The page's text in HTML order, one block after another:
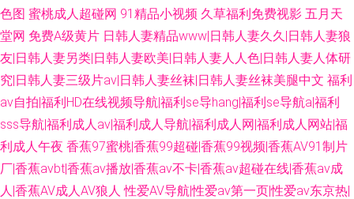
色图 蜜桃成人超碰网 91精品小视频 久草福利免费视影 五月天
堂网 免费A级黄片 日韩人妻精品www|日韩人妻久久|日韩人妻狼
友|日韩人妻另类|日韩人妻欧美|日韩人妻人人色|日韩人妻人体研
究|日韩人妻三级片av|日韩人妻丝袜|日韩人妻丝袜美腿中文 福利
av自拍|福利HD在线视频导航|福利se导hang|福利se导航a|福利
sss导航|福利成人av|福利成人导航|福利成人网|福利成人网站|福
利成人午夜 香蕉97蜜桃|香蕉99超碰|香蕉99视频|香蕉AV91制片
厂|香蕉avbt|香蕉av播放|香蕉av不卡|香蕉av超碰在线|香蕉av成
人|香蕉AV成人AV狼人 性爱AV导航|性爱av第一页|性爱av东京热|